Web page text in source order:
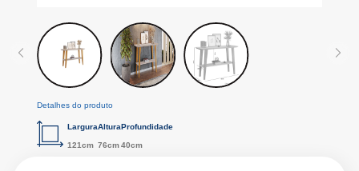
Detalhes do produto
Largura
121cm
Altura
76cm
Profundidade
40cm